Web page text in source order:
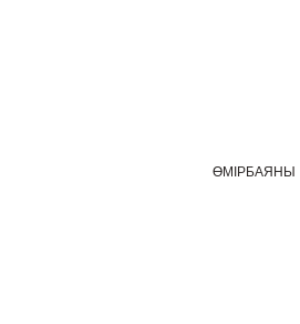
ӨМІРБАЯНЫ